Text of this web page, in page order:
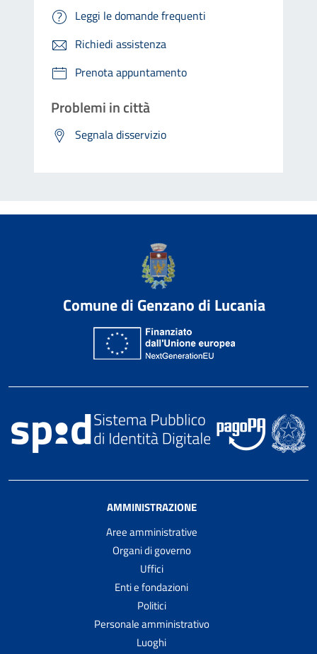
Leggi le domande frequenti
Richiedi assistenza
Prenota appuntamento
Problemi in città
Segnala disservizio
Comune di Genzano di Lucania
AMMINISTRAZIONE
Aree amministrative
Organi di governo
Uffici
Enti e fondazioni
Politici
Personale amministrativo
Luoghi